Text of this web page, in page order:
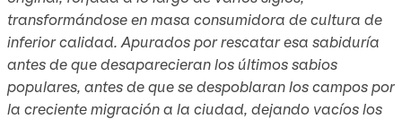
transformándose en masa consumidora de cultura de
inferior calidad. Apurados por rescatar esa sabiduría
antes de que desaparecieran los últimos sabios
populares, antes de que se despoblaran los campos por
la creciente migración a la ciudad, dejando vacíos los